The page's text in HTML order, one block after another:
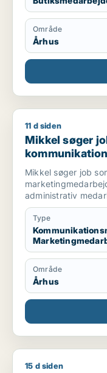
Område
Århus
Mikkel søger job
11 d siden
Mikkel søger
medarbejder /
Mikkel søger job
administrativ
Type
Område
Århus
Ali søger job som
15 d siden